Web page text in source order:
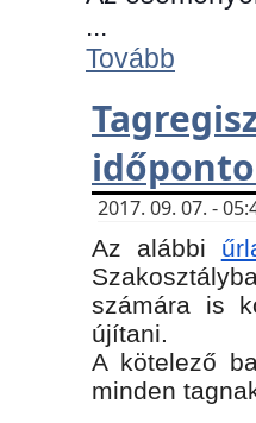
...
Tovább
2017. 09. 07. -
Az alábbi
számára is
újítani.
​A kötelező
minden